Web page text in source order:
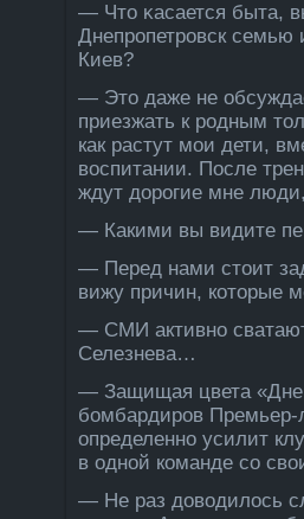
— Чтο κасается быта,
Днепрοпетрοвск семью
Киев?
— Это да­же не
приезжать к родным
как растут мои дети,
воспи­тании. После­
ждут дорогие мне
— Какими вы видите
— Перед нами стоит
вижу причин, которые
— СМИ активно
Селе­знева…
— Защищая цвета
бомбардиров Премьер-
определе­нно усилит
в одной команде со
— Не раз доводилось